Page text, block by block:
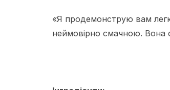
«Я продемонструю вам
неймовірно смачною. Вона